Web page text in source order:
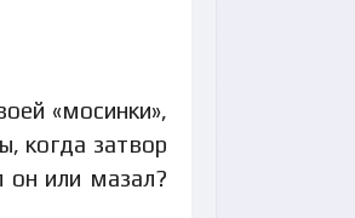
«мосинки»,
когда затвор
он или мазал?